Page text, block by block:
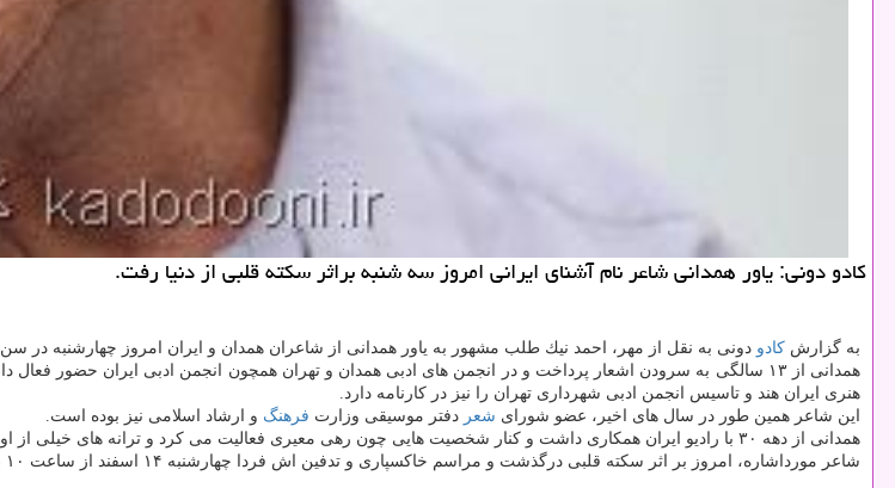
كادو دونی: یاور همدانی شاعر نام آشنای ایرانی امروز سه شنبه براثر سكته قلبی از دنیا رفت.
به گزارش كادو دونی به نقل از مهر، احمد نیك طلب مشهور به یاور همدانی از شاعران همدان و ایران امروز چهارشنبه در سن ۸۵ سالگی از دنیا رفت.
هنری ایران هند و تاسیس انجمن ادبی شهرداری تهران را نیز در كارنامه دارد.
این شاعر همین طور در سال های اخیر، عضو شورای شعر دفتر موسیقی وزارت فرهنگ و ارشاد اسلامی نیز بوده است.
همدانی از دهه ۳۰ با رادیو ایران همكاری داشت و كنار شخصیت هایی چون رهی معیری فعالیت می كرد و ترانه های خیلی از او تبدیل به قطعات موسیقی و آوازی شده اند.
شاعر مورداشاره، امروز بر اثر سكته قلبی درگذشت و مراسم خاكسپاری و تدفین اش فردا چهارشنبه ۱۴ اسفند از ساعت ۱۰ بامداد در سالن تطهیر بهشت زهرای تهران انجام می شود.